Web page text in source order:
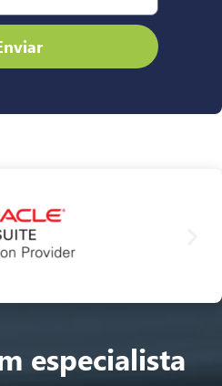
especialista